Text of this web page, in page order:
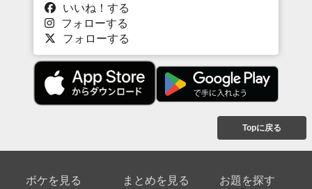
いいね！する
フォローする
フォローする
Topに戻る
ボケを見る まとめを見る お題を探す